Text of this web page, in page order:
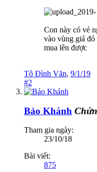
Con này có vẻ
vào vùng giá đó
mua lên được
Tô Đình Văn, 9/1/19
#2
Bảo Khánh
Tham gia ngày:
23/10/18
Bài viết:
875